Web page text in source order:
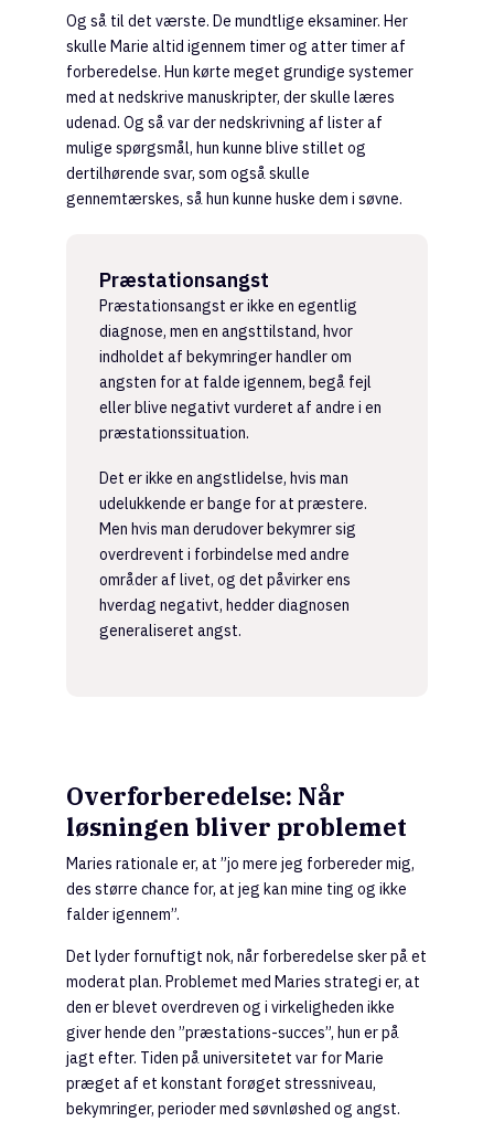
Og så til det værste. De mundtlige eksaminer. Her
skulle Marie altid igennem timer og atter timer af
forberedelse. Hun kørte meget grundige systemer
med at nedskrive manuskripter, der skulle læres
udenad. Og så var der nedskrivning af lister af
mulige spørgsmål, hun kunne blive stillet og
dertilhørende svar, som også skulle
gennemtærskes, så hun kunne huske dem i søvne.
Præstationsangst
Præstationsangst er ikke en egentlig
diagnose, men en angsttilstand, hvor
indholdet af bekymringer handler om
angsten for at falde igennem, begå fejl
eller blive negativt vurderet af andre i en
præstationssituation.
Det er ikke en angstlidelse, hvis man
udelukkende er bange for at præstere.
Men hvis man derudover bekymrer sig
overdrevent i forbindelse med andre
områder af livet, og det påvirker ens
hverdag negativt, hedder diagnosen
generaliseret angst.
Overforberedelse: Når
løsningen bliver problemet
Maries rationale er, at ”jo mere jeg forbereder mig,
des større chance for, at jeg kan mine ting og ikke
falder igennem”.
Det lyder fornuftigt nok, når forberedelse sker på et
moderat plan. Problemet med Maries strategi er, at
den er blevet overdreven og i virkeligheden ikke
giver hende den ”præstations-succes”, hun er på
jagt efter. Tiden på universitetet var for Marie
præget af et konstant forøget stressniveau,
bekymringer, perioder med søvnløshed og angst.